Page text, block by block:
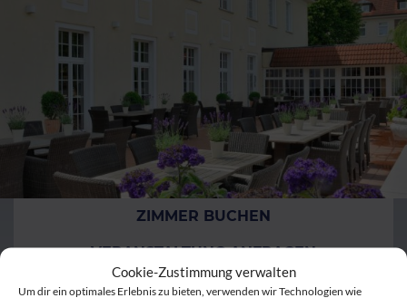
Cookie-Zustimmung verwalten
Um dir ein optimales Erlebnis zu bieten, verwenden wir Technologien wie
ZIMMER BUCHEN
VERANSTALTUNG ANFRAGEN
EVENT TICKETS